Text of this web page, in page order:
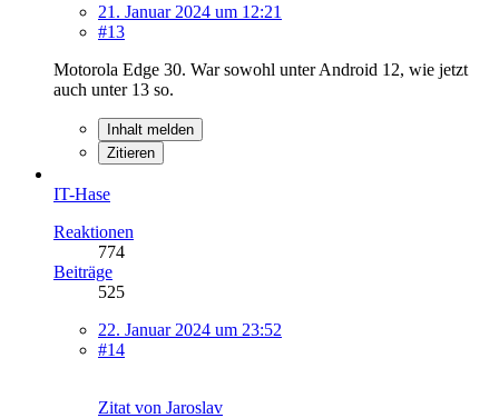
21. Januar 2024 um 12:21
#13
Motorola Edge 30. War sowohl unter Android 12, wie jetzt
auch unter 13 so.
Inhalt melden
Zitieren
IT-Hase
Reaktionen
774
Beiträge
525
22. Januar 2024 um 23:52
#14
Zitat von Jaroslav